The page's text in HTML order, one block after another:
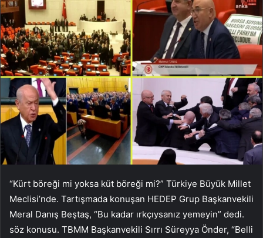
“Kürt böreği mi yoksa küt böreği mi?” Türkiye Büyük Millet
Meclisi’nde. Tartışmada konuşan HEDEP Grup Başkanvekili
Meral Danış Beştaş, “Bu kadar ırkçıysanız yemeyin” dedi.
söz konusu. TBMM Başkanvekili Sırrı Süreyya Önder, “Belli